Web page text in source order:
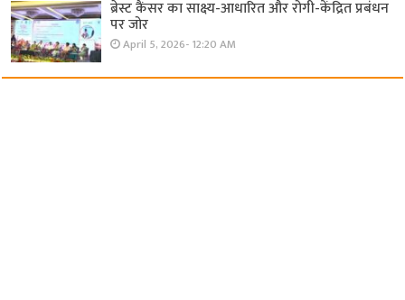
ब्रेस्ट कैंसर का साक्ष्य-आधारित और रोगी-केंद्रित प्रबंधन
पर जोर
April 5, 2026- 12:20 AM